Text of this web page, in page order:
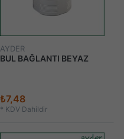
AYDER
BUL BAĞLANTI BEYAZ
₺7,48
* KDV Dahildir